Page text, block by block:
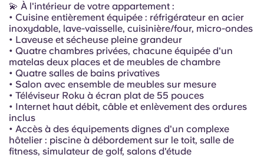
💫 À l'intérieur de votre appartement :
• Cuisine entièrement équipée : réfrigérateur en acier
inoxydable, lave-vaisselle, cuisinière/four, micro-ondes
• Laveuse et sécheuse pleine grandeur
• Quatre chambres privées, chacune équipée d'un
matelas deux places et de meubles de chambre
• Quatre salles de bains privatives
• Salon avec ensemble de meubles sur mesure
• Téléviseur Roku à écran plat de 55 pouces
• Internet haut débit, câble et enlèvement des ordures
inclus
• Accès à des équipements dignes d'un complexe
hôtelier : piscine à débordement sur le toit, salle de
fitness, simulateur de golf, salons d'étude